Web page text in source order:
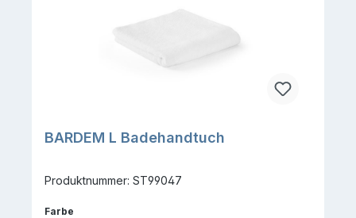
BARDEM L Badehandtuch
Produktnummer: ST99047
Farbe